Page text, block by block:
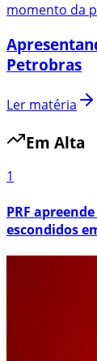
momento da
Petrobras
Ler matéria
Em Alta
1
PRF
escondidos